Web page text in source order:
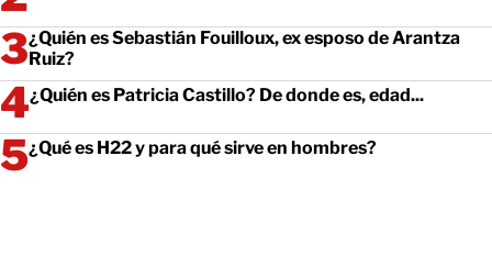
¿Quién es Sebastián Fouilloux, ex esposo de Arantza
Ruiz?
¿Quién es Patricia Castillo? De donde es, edad...
¿Qué es H22 y para qué sirve en hombres?